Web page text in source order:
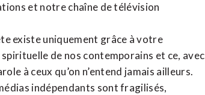
et notrechaîne de télévision
existe uniquement grâce à votre
de nos contemporains et ce, avec
à ceux qu’on n’entend jamais ailleurs.
indépendants sont fragilisés,